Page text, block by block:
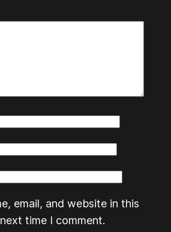
email, and website in this
time I comment.